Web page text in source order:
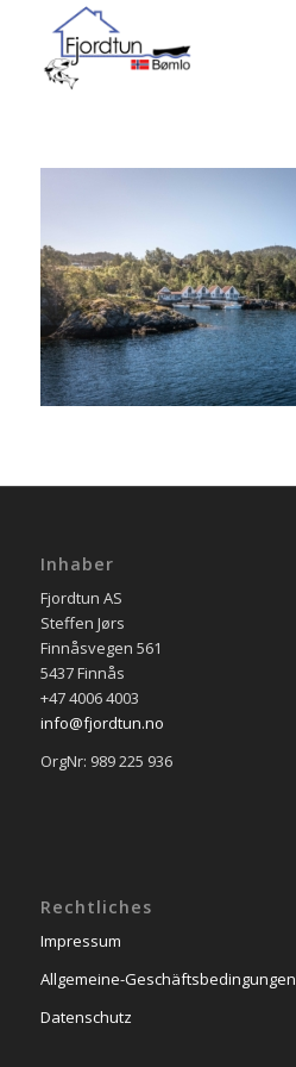
Inhaber
Fjordtun AS
Steffen Jørs
Finnåsvegen 561
5437 Finnås
+47 4006 4003
info@fjordtun.no
OrgNr: 989 225 936
Rechtliches
Impressum
Allgemeine-Geschäftsbedingungen
Datenschutz